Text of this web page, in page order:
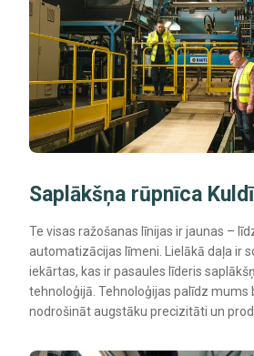
Saplākšņa rūpnīca
Te visas ražošanas līnijas ir jaunas –
automatizācijas līmeni. Lielākā daļa ir
iekārtas, kas ir pasaules līderis
tehnoloģijā. Tehnoloģijas palīdz mums
nodrošināt augstāku precizitāti un